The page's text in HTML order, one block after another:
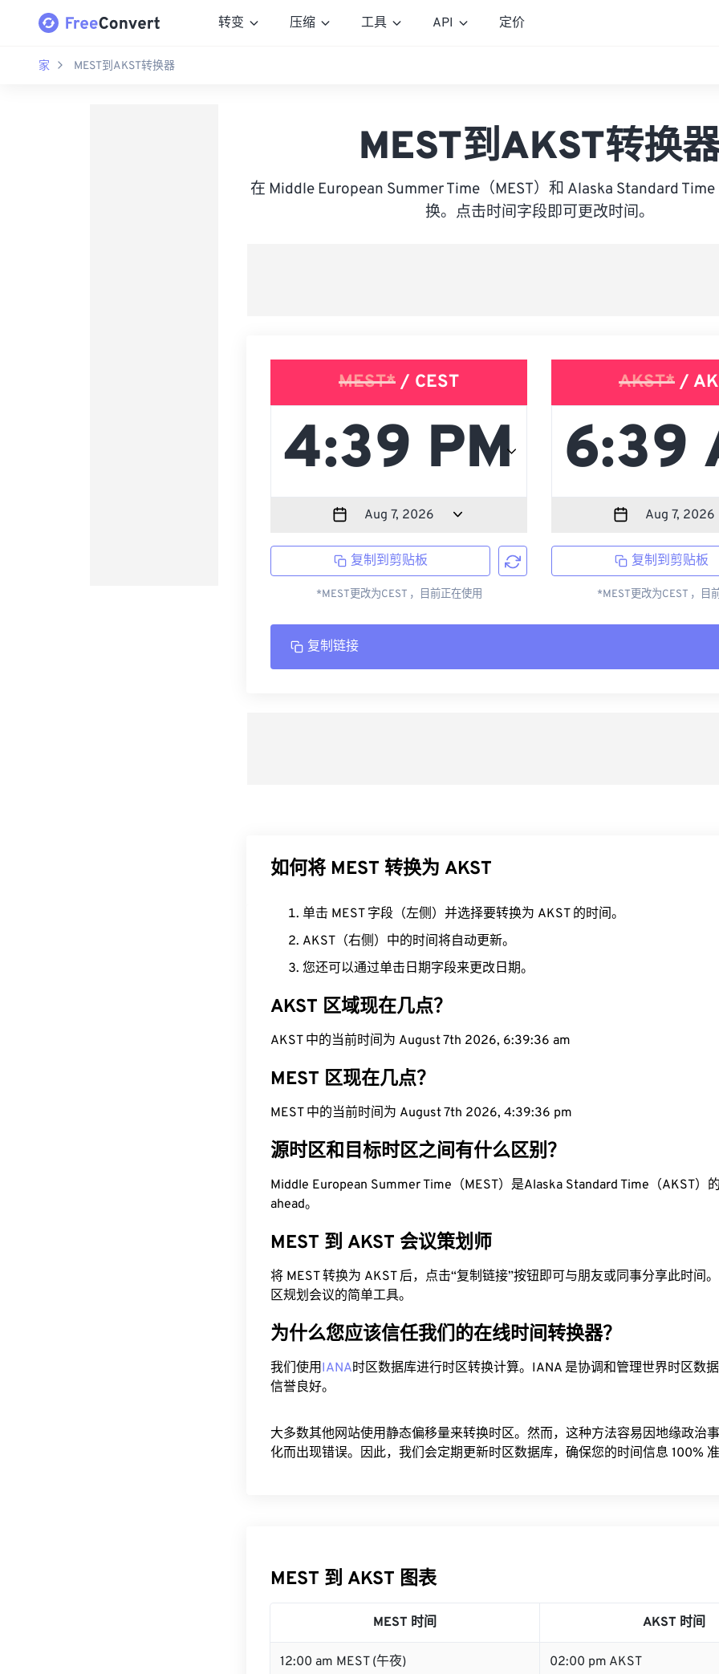
转变 压缩 工具 API 定价
家 MEST到AKST转换器
MEST到AKST转换
在 Middle European Summer Time（MEST）和 Alaska Standard
换。点击时间字段即可更改时间。
MEST* / CEST
复制到剪贴板
*MEST更改为CEST ，目前正在使用
AKST*/
复制到剪贴板
*MEST更改为CEST ，目
复制链接
如何将 MEST 转换为 AKST
单击 MEST 字段（左侧）并选择要转换为 AKST 的时间。
AKST（右侧）中的时间将自动更新。
您还可以通过单击日期字段来更改日期。
AKST 区域现在几点？
AKST 中的当前时间为 August 7th 2026, 6:39:37 am
MEST 区现在几点？
MEST 中的当前时间为 August 7th 2026, 4:39:37 pm
源时区和目标时区之间有什么区别？
Middle European Summer Time（MEST）是Alaska Standard Time（AKST）
ahead。
MEST 到 AKST 会议策划师
将 MEST 转换为 AKST 后，点击“复制链接”按钮即可与朋友或同事分享此时间
区规划会议的简单工具。
为什么您应该信任我们的在线时间转换器？
我们使用IANA时区数据库进行时区转换计算。IANA 是协调和管理世界时区数
信誉良好。
大多数其他网站使用静态偏移量来转换时区。然而，这种方法容易因地缘政治
化而出现错误。因此，我们会定期更新时区数据库，确保您的时间信息 100%
MEST 到 AKST 图表
MEST 时间 AKST 时间
12:00 am MEST (午夜) 02:00 pm AKST